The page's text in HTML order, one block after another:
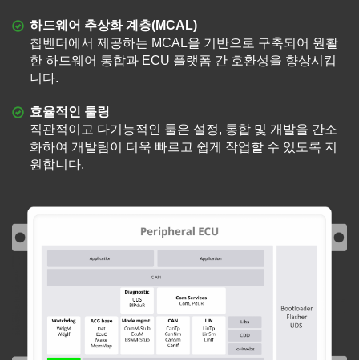
하드웨어 추상화 계층(MCAL)
칩벤더에서 제공하는 MCAL을 기반으로 구축되어 원활
한 하드웨어 통합과 ECU 플랫폼 간 호환성을 향상시킵
니다.
효율적인 툴링
직관적이고 다기능적인 툴은 설정, 통합 및 개발을 간소
화하여 개발팀이 더욱 빠르고 쉽게 작업할 수 있도록 지
원합니다.